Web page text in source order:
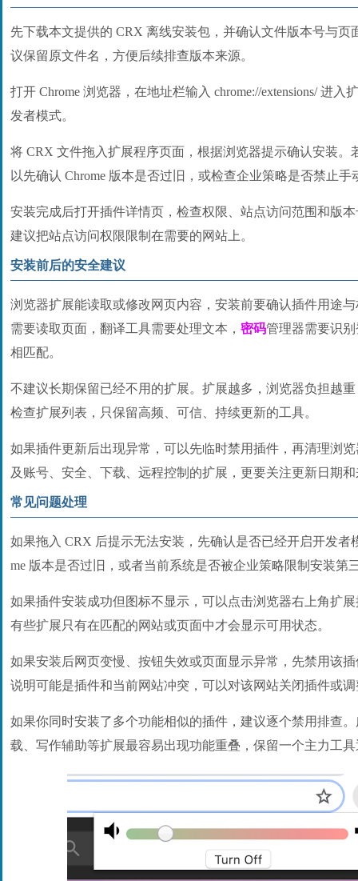
先下载本文提供的 CRX 离线安装包，并确认文件版本号与页
议保留原文件名，方便后续排查版本来源。
打开 Chrome 浏览器，在地址栏输入 chrome://extensions/ 进
发者模式。
将 CRX 文件拖入扩展程序页面，根据浏览器提示确认安装。
以先确认 Chrome 版本是否过旧，或检查企业策略是否禁止手
安装完成后打开插件详情页，检查权限、站点访问范围和版
建议把站点访问权限限制在需要的网站上。
安装前后的安全建议
浏览器扩展能读取或修改网页内容，安装前要确认插件用途
需要读取页面，翻译工具需要处理文本， 密码管理器需要识
相匹配。
不建议长期保留已经不用的扩展。扩展越多，浏览器负担越
检查扩展列表，只保留高频、可信、持续更新的工具。
如果插件更新后出现异常，可以先临时禁用插件，再清理浏
及账号、安全、下载、远程控制的扩展，更要关注更新日期
常见问题处理
如果拖入 CRX 后提示无法安装，先确认是否已经开启开发者
me 版本是否过旧，或者当前系统是否被企业策略限制安装第
如果插件安装成功但图标不显示，可以点击浏览器右上角扩
有些扩展只有在匹配的网站或页面中才会显示可用状态。
如果安装后网页变慢、按钮失效或页面显示异常，先禁用该
说明可能是插件和当前网站冲突，可以对该网站关闭插件或
如果你同时安装了多个功能相似的插件，建议逐个禁用排查
载、写作辅助等扩展最容易出现功能重叠，保留一个主力工